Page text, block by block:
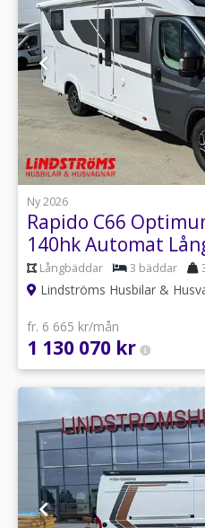
Ny 2026
Rapido C66
140hk Automat
Långbäddar 3 bäddar
Lindströms Husbilar &
fr. 6 665 kr/mån
1 130 070 kr